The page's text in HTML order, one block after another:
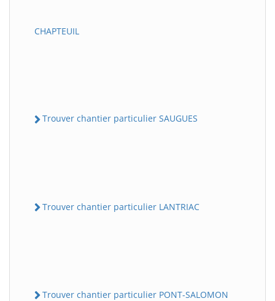
CHAPTEUIL
Trouver chantier particulier SAUGUES
Trouver chantier particulier LANTRIAC
Trouver chantier particulier PONT-SALOMON